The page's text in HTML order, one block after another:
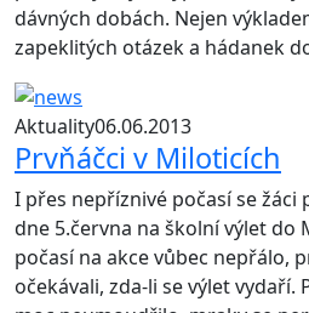
dávných dobách. Nejen
zapeklitých otázek a hádanek
Aktuality06.06.2013
Prvňáčci v Miloticích
I přes nepříznivé počasí se žáci
dne 5.června na školní výlet do
počasí na akce vůbec nepřálo,
očekávali, zda-li se výlet vydaří.